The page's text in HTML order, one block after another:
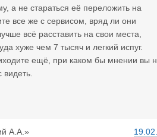
а не стараться её переложить на
все же с сервисом, вряд ли они
всё расставить на свои места,
хуже чем 7 тысяч и легкий испуг.
ещё, при каком бы мнении вы
А.А.»